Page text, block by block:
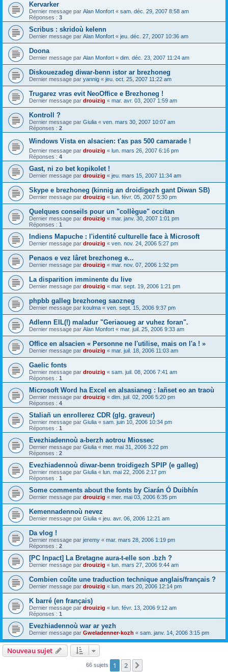
Kervarker
Dernier message par Alan Monfort « sam. déc. 29, 2007 8:58 am
Réponses : 3
Scribus : skridoù kelenn
Dernier message par Alan Monfort « jeu. déc. 27, 2007 10:36 am
Doona
Dernier message par Alan Monfort « dim. déc. 23, 2007 11:24 am
Diskouezadeg diwar-benn istor ar brezhoneg
Dernier message par yannig « jeu. oct. 25, 2007 11:22 am
Trugarez vras evit NeoOffice e Brezhoneg !
Dernier message par drouizig « mar. avr. 03, 2007 1:59 am
Kontroll ?
Dernier message par Giulia « ven. mars 30, 2007 10:07 am
Réponses : 2
Windows Vista en alsacien: t'as pas 500 camarade !
Dernier message par drouizig « lun. mars 26, 2007 6:16 pm
Réponses : 4
Gast, ni zo bet kopikolet !
Dernier message par drouizig « jeu. mars 15, 2007 11:34 am
Skype e brezhoneg (kinnig an droidigezh gant Diwan SB)
Dernier message par drouizig « lun. févr. 05, 2007 5:30 pm
Quelques conseils pour un "collègue" occitan
Dernier message par drouizig « mar. janv. 30, 2007 1:01 pm
Réponses : 1
Indiens Mapuche : l'identité culturelle face à Microsoft
Dernier message par drouizig « ven. nov. 24, 2006 5:27 pm
Penaos e vez lâret brezhoneg e...
Dernier message par drouizig « mar. nov. 07, 2006 1:32 pm
La disparition imminente du live
Dernier message par drouizig « mar. sept. 19, 2006 1:21 pm
phpbb galleg brezhoneg saozneg
Dernier message par koulma « ven. sept. 15, 2006 9:37 pm
Adlenn EIL(!) maladur "Geriaoueg ar vuhez foran".
Dernier message par Alan Monfort « mar. juil. 25, 2006 9:33 am
Office en alsacien « Personne ne l'utilise, mais on l'a ! »
Dernier message par drouizig « mar. juil. 18, 2006 11:03 am
Gaelic fonts
Dernier message par drouizig « sam. juil. 08, 2006 7:41 am
Réponses : 1
Microsoft Word ha Excel en alsasianeg : lañset eo an traoù
Dernier message par drouizig « dim. juil. 02, 2006 5:20 pm
Réponses : 4
Staliañ un enrollerez CDR (glg. graveur)
Dernier message par Giulia « sam. juin 10, 2006 10:34 pm
Réponses : 1
Evezhiadennoù a-berzh aotrou Miossec
Dernier message par Giulia « mer. mai 31, 2006 3:22 pm
Réponses : 2
Evezhiadennoù diwar-benn troidigezh SPIP (e galleg)
Dernier message par Giulia « lun. mai 22, 2006 2:17 pm
Réponses : 1
Some comments about the fonts by Ciarán Ó Duibhín
Dernier message par drouizig « mer. mai 03, 2006 6:35 pm
Kemennadennoù nevez
Dernier message par Giulia « jeu. avr. 06, 2006 12:21 am
Da vlog !
Dernier message par jeremy « mar. mars 28, 2006 1:19 pm
Réponses : 2
[PC Inpact] La Bretagne aura-t-elle son .bzh ?
Dernier message par drouizig « lun. mars 27, 2006 9:44 am
Combien coûte une traduction technique anglais/français ?
Dernier message par drouizig « lun. mars 20, 2006 12:14 pm
K barré (en français)
Dernier message par drouizig « lun. févr. 13, 2006 9:12 am
Réponses : 1
Evezhiadennoù war ar yezh
Dernier message par Gweladenner-kozh « sam. janv. 14, 2006 3:15 pm
Nouveau sujet
66 sujets 1 2